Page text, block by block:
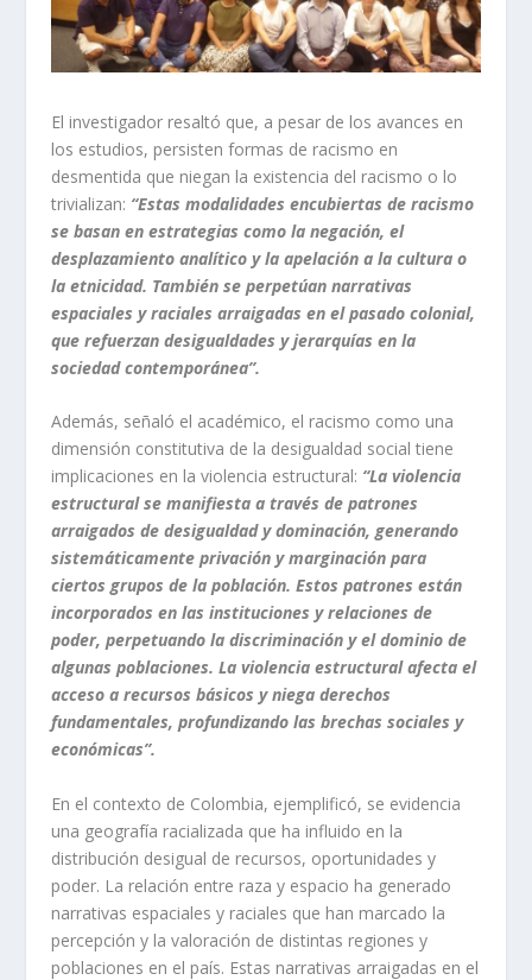
El investigador resaltó que, a pesar de los avances en
los estudios, persisten formas de racismo en
desmentida que niegan la existencia del racismo o lo
trivializan: “Estas modalidades encubiertas de racismo
se basan en estrategias como la negación, el
desplazamiento analítico y la apelación a la cultura o
la etnicidad. También se perpetúan narrativas
espaciales y raciales arraigadas en el pasado colonial,
que refuerzan desigualdades y jerarquías en la
sociedad contemporánea”.
Además, señaló el académico, el racismo como una
dimensión constitutiva de la desigualdad social tiene
implicaciones en la violencia estructural: “La violencia
estructural se manifiesta a través de patrones
arraigados de desigualdad y dominación, generando
sistemáticamente privación y marginación para
ciertos grupos de la población. Estos patrones están
incorporados en las instituciones y relaciones de
poder, perpetuando la discriminación y el dominio de
algunas poblaciones. La violencia estructural afecta el
acceso a recursos básicos y niega derechos
fundamentales, profundizando las brechas sociales y
económicas”.
En el contexto de Colombia, ejemplificó, se evidencia
una geografía racializada que ha influido en la
distribución desigual de recursos, oportunidades y
poder. La relación entre raza y espacio ha generado
narrativas espaciales y raciales que han marcado la
percepción y la valoración de distintas regiones y
poblaciones en el país. Estas narrativas arraigadas en el